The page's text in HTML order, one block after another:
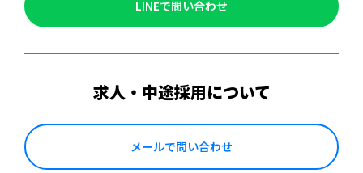
LINEで問い合わせ
求人・中途採用について
メールで問い合わせ